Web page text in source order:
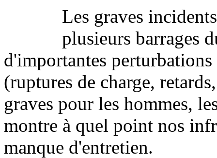
Les graves
plusieurs barrages
d'importantes
(ruptures de charge,
graves pour les hommes,
montre à quel point nos
manque d'entretien.